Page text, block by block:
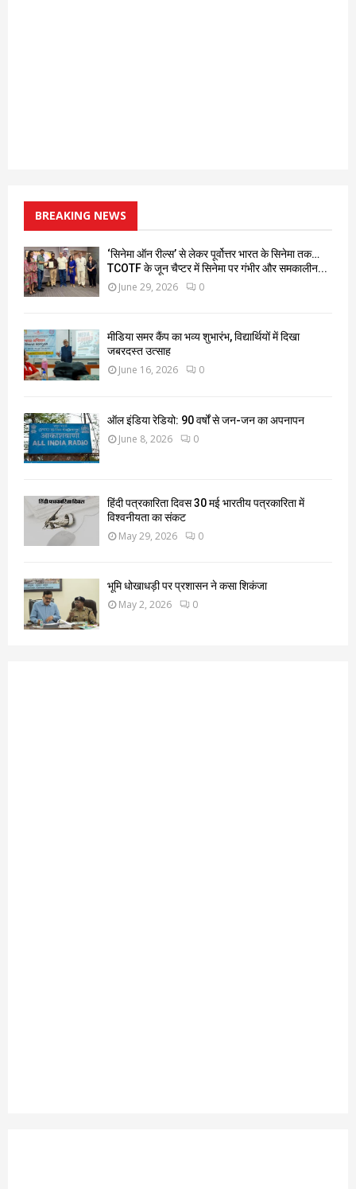
BREAKING NEWS
‘सिनेमा ऑन रील्स’ से लेकर पूर्वोत्तर भारत के सिनेमा तक…
TCOTF के जून चैप्टर में सिनेमा पर गंभीर और समकालीन...
June 29, 2026 0
मीडिया समर कैंप का भव्य शुभारंभ, विद्यार्थियों में दिखा
जबरदस्त उत्साह
June 16, 2026 0
ऑल इंडिया रेडियो: 90 वर्षों से जन-जन का अपनापन
June 8, 2026 0
हिंदी पत्रकारिता दिवस 30 मई भारतीय पत्रकारिता में
विश्वनीयता का संकट
May 29, 2026 0
भूमि धोखाधड़ी पर प्रशासन ने कसा शिकंजा
May 2, 2026 0